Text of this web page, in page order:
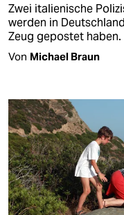
Zwei italienische
werden in
Zeug gepostet haben.
Von Michael Braun